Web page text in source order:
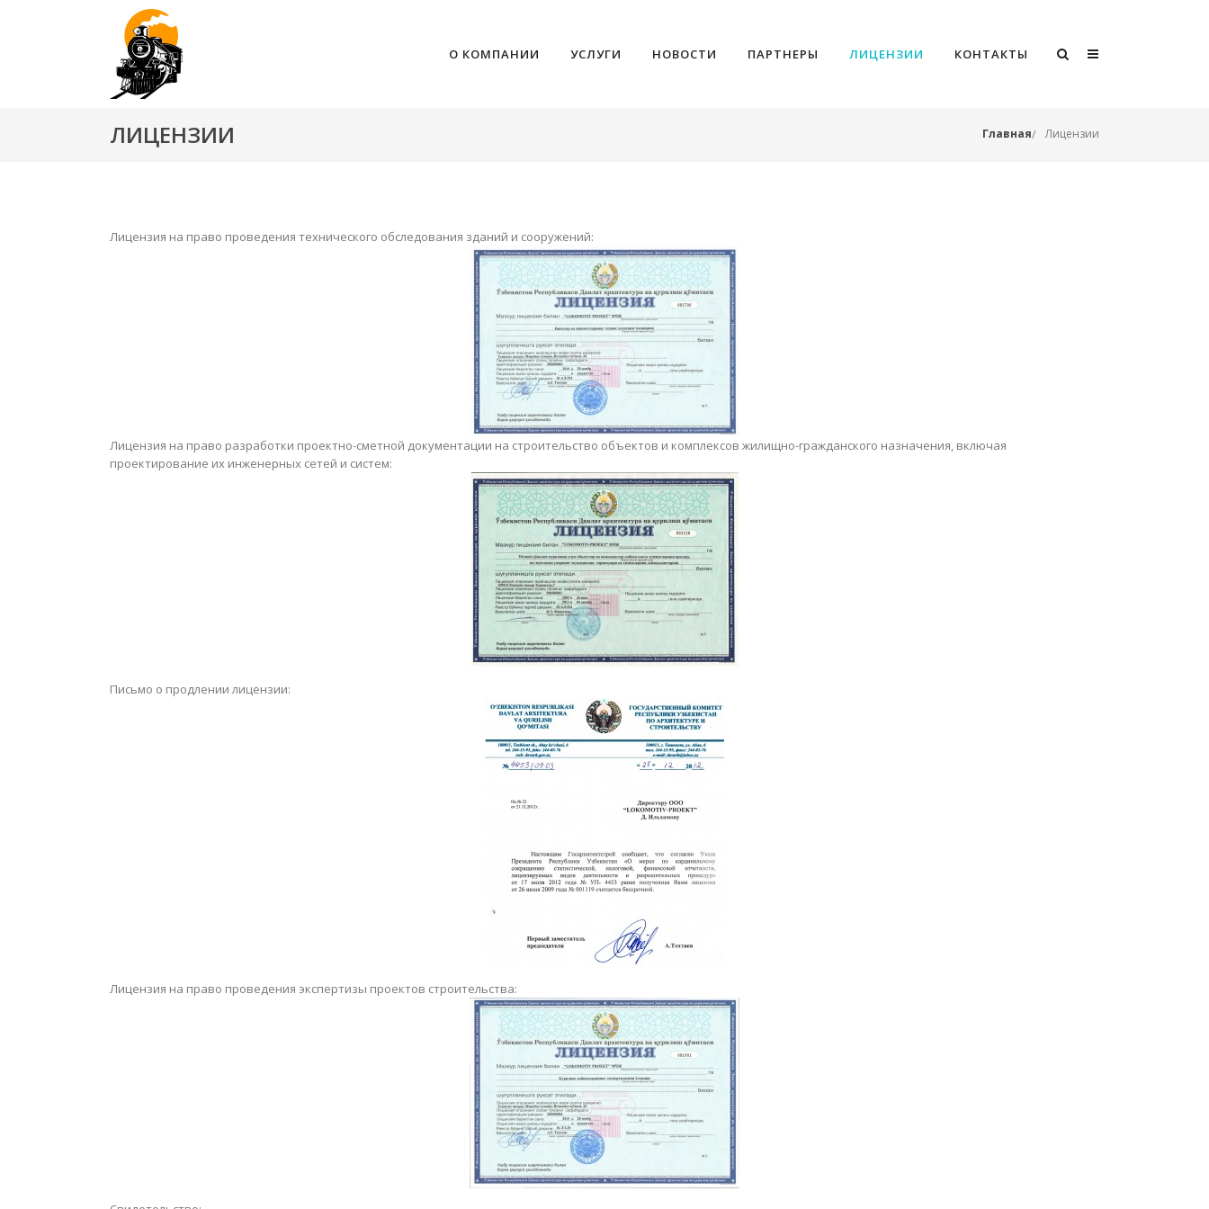
О КОМПАНИИ УСЛУГИ НОВОСТИ ПАРТНЕРЫ ЛИЦЕНЗИИ КОНТАКТЫ
ЛИЦЕНЗИИ Главная Лицензии
Лицензия на право проведения технического обследования зданий и сооружений:
Лицензия на право разработки проектно-сметной документации на строительство объектов и комплексов жилищно-гражданского назначения, включая
проектирование их инженерных сетей и систем:
Письмо о продлении лицензии:
Лицензия на право проведения экспертизы проектов строительства: